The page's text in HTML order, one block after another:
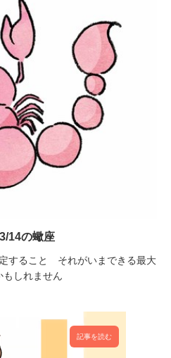
14の蠍座
すること それがいまできる最大
もしれません
記事を読む